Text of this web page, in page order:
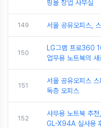
핑몰 창업 사무실
149 서울 공유오피스,
150
LG그램 프로360
업무용 노트북의
151
서울 공유오피스
독층 오피스
152
사무용 노트북 추
GL-X94A 실사용